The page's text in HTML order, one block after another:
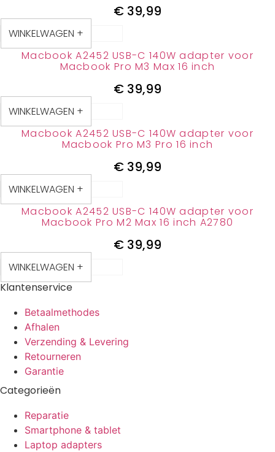
€ 39,99
WINKELWAGEN +
Macbook A2452 USB-C 140W adapter voor
Macbook Pro M3 Max 16 inch
€ 39,99
WINKELWAGEN +
Macbook A2452 USB-C 140W adapter voor
Macbook Pro M3 Pro 16 inch
€ 39,99
WINKELWAGEN +
Macbook A2452 USB-C 140W adapter voor
Macbook Pro M2 Max 16 inch A2780
€ 39,99
WINKELWAGEN +
Klantenservice
Betaalmethodes
Afhalen
Verzending & Levering
Retourneren
Garantie
Categorieën
Reparatie
Smartphone & tablet
Laptop adapters